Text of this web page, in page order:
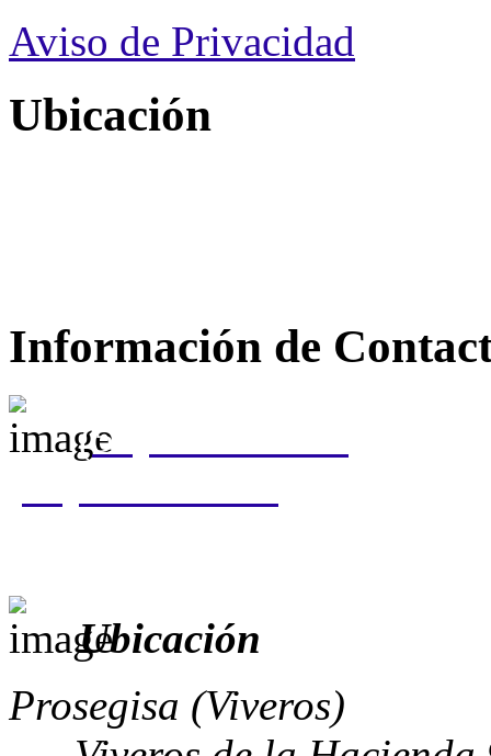
Aviso de Privacidad
Ubicación
Información de
(55) 5310 0050
Ubicación
Prosegisa (Viveros)